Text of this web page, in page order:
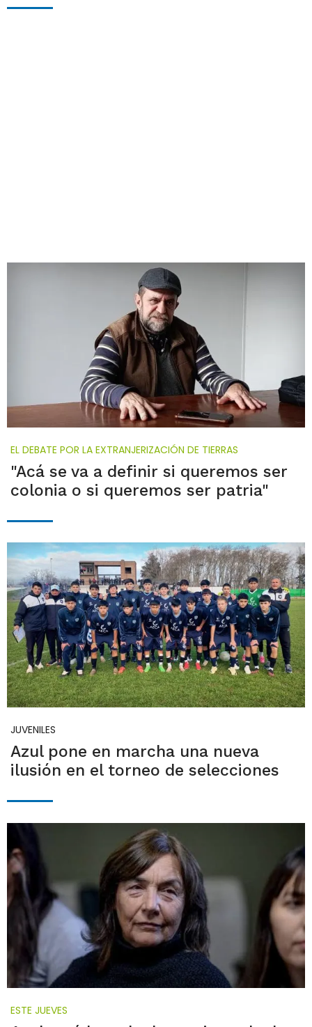
EL DEBATE POR LA EXTRANJERIZACIÓN DE TIERRAS
"Acá se va a definir si queremos ser
colonia o si queremos ser patria"
JUVENILES
Azul pone en marcha una nueva
ilusión en el torneo de selecciones
ESTE JUEVES